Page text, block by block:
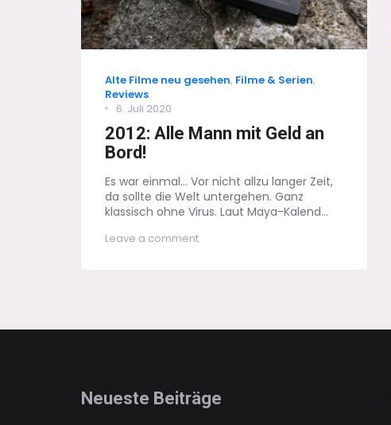
Categories
Alte Filme neu gesehen, Filme & Serien,
Reviews
Posted
6. Juli 2020
2012: Alle Mann mit Geld an
Bord!
Es war einmal... Vor nicht allzu langer Zeit,
da sollte die Welt untergehen. Ganz
klassisch ohne Virus. Laut Maya-Kalend...
Leave a commenton
Neueste Beiträge